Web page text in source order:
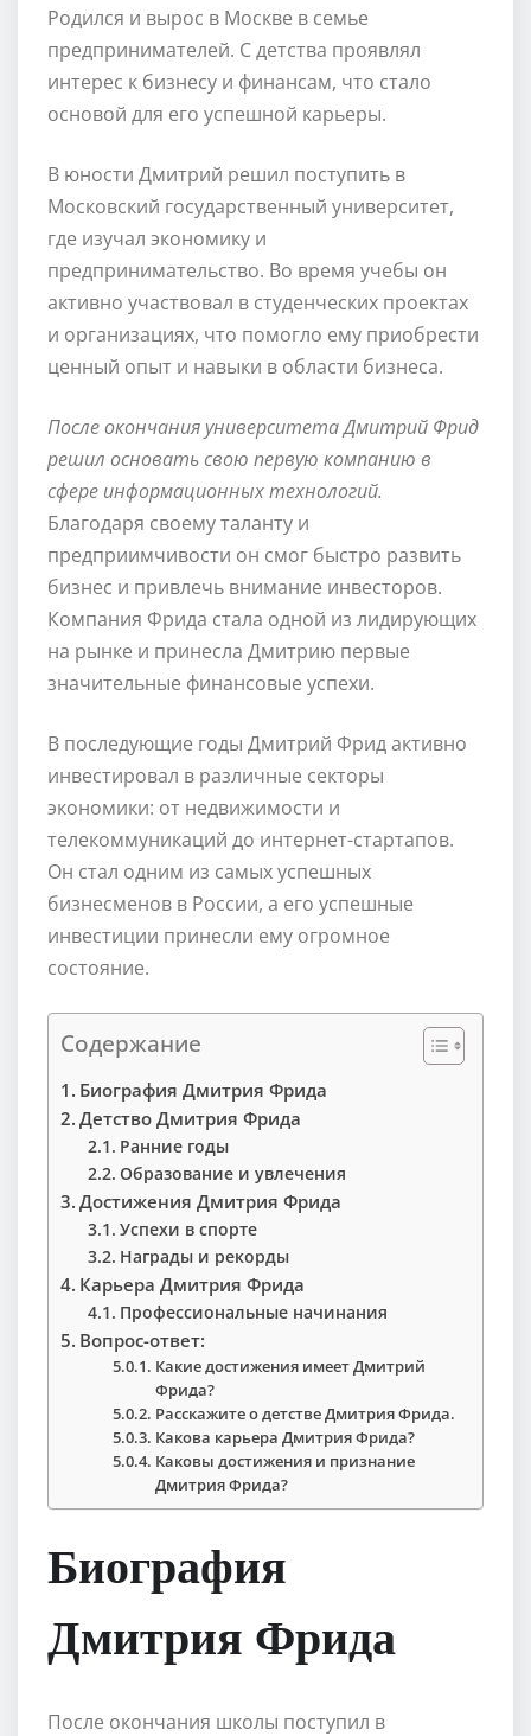
Родился и вырос в Москве в семье
предпринимателей. С детства проявлял
интерес к бизнесу и финансам, что стало
основой для его успешной карьеры.
В юности Дмитрий решил поступить в
Московский государственный университет,
где изучал экономику и
предпринимательство. Во время учебы он
активно участвовал в студенческих проектах
и организациях, что помогло ему приобрести
ценный опыт и навыки в области бизнеса.
После окончания университета Дмитрий Фрид
решил основать свою первую компанию в
сфере информационных технологий.
Благодаря своему таланту и
предприимчивости он смог быстро развить
бизнес и привлечь внимание инвесторов.
Компания Фрида стала одной из лидирующих
на рынке и принесла Дмитрию первые
значительные финансовые успехи.
В последующие годы Дмитрий Фрид активно
инвестировал в различные секторы
экономики: от недвижимости и
телекоммуникаций до интернет-стартапов.
Он стал одним из самых успешных
бизнесменов в России, а его успешные
инвестиции принесли ему огромное
состояние.
Содержание
Биография Дмитрия Фрида
Детство Дмитрия Фрида
Ранние годы
Образование и увлечения
Достижения Дмитрия Фрида
Успехи в спорте
Награды и рекорды
Карьера Дмитрия Фрида
Профессиональные начинания
Вопрос-ответ:
Какие достижения имеет Дмитрий
Фрида?
Расскажите о детстве Дмитрия Фрида.
Какова карьера Дмитрия Фрида?
Каковы достижения и признание
Дмитрия Фрида?
Биография
Дмитрия Фрида
После окончания школы поступил в